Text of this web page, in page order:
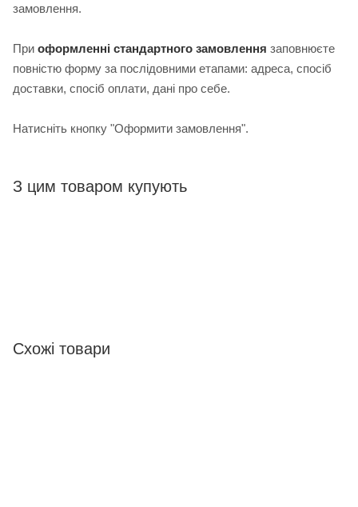
замовлення.
При оформленні стандартного замовлення заповнюєте
повністю форму за послідовними етапами: адреса, спосіб
доставки, спосіб оплати, дані про себе.
Натисніть кнопку "Оформити замовлення".
З цим товаром купують
Схожі товари